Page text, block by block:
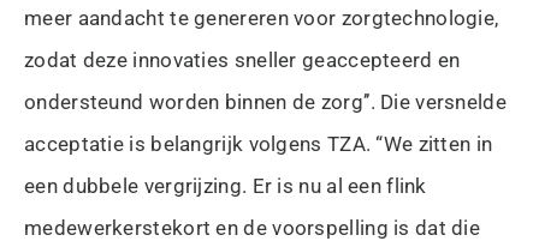
meer aandacht te genereren voor zorgtechnologie,
zodat deze innovaties sneller geaccepteerd en
ondersteund worden binnen de zorg’’. Die versnelde
acceptatie is belangrijk volgens TZA. “We zitten in
een dubbele vergrijzing. Er is nu al een flink
medewerkerstekort en de voorspelling is dat die